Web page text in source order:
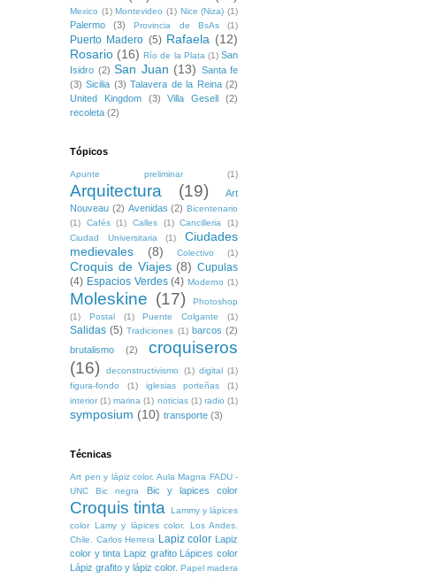
Mexico (1) Montevideo (1) Nice (Niza) (1)
Palermo (3) Provincia de BsAs (1)
Puerto Madero (5) Rafaela (12)
Rosario (16) Río de la Plata (1) San
Isidro (2) San Juan (13) Santa fe
(3) Sicilia (3) Talavera de la Reina (2)
United Kingdom
(3) Villa Gesell
(2)
recoleta (2)
Tópicos
Apunte preliminar (1)
Arquitectura (19)
Art
Nouveau (2) Avenidas (2) Bicentenario
(1)
Cafés (1) Calles (1) Cancilleria
(1)
Ciudad Universitaria
(1)
Ciudades
medievales
(8) Colectivo (1)
Croquis de Viajes (8) Cupulas
(4) Espacios Verdes (4) Moderno (1)
Moleskine (17)
Photoshop
(1)
Postal (1) Puente Colgante (1)
Salidas (5) Tradiciones (1) barcos (2)
brutalismo
(2)
croquiseros
(16)
deconstructivismo (1) digital
(1)
figura-fondo
(1) iglesias porteñas
(1)
interior (1) marina (1) noticias (1) radio (1)
symposium (10) transporte (3)
Técnicas
Art pen y lápiz color. Aula Magna FADU -
UNC
Bic negra Bic y lapices color
Croquis tinta
Lammy y lápices
color
Lamy y lápices color. Los Andes.
Chile. Carlos Herrera Lapiz color
Lapiz
color y tinta
Lapiz grafito
Lápices color
Lápiz grafito y lápiz color. Papel madera